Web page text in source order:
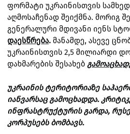
ფორმატი უკრაინისთვის
აღმოსაჩენად შეიქმნა. მორიგ
გენერალური მდივანი იენს
დაესწრება. მანამდე, ასევე
უკრაინისთვის 2,5 მილიარდი
დახმარების შესახებ
უკრაინის ტერიტორიაზე
იანვარსაც გამოცხადდა.
ინფრასტრუქტურის გარდა,
კორპუსებს ბომბავს.